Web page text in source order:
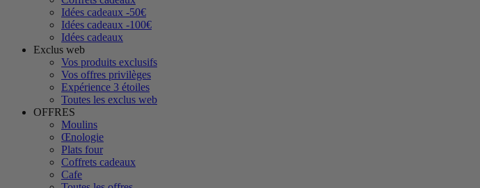
Idées cadeaux -50€
Idées cadeaux -100€
Idées cadeaux
Exclus web
Vos produits exclusifs
Vos offres privilèges
Expérience 3 étoiles
Toutes les exclus web
OFFRES
Moulins
Œnologie
Plats four
Coffrets cadeaux
Cafe